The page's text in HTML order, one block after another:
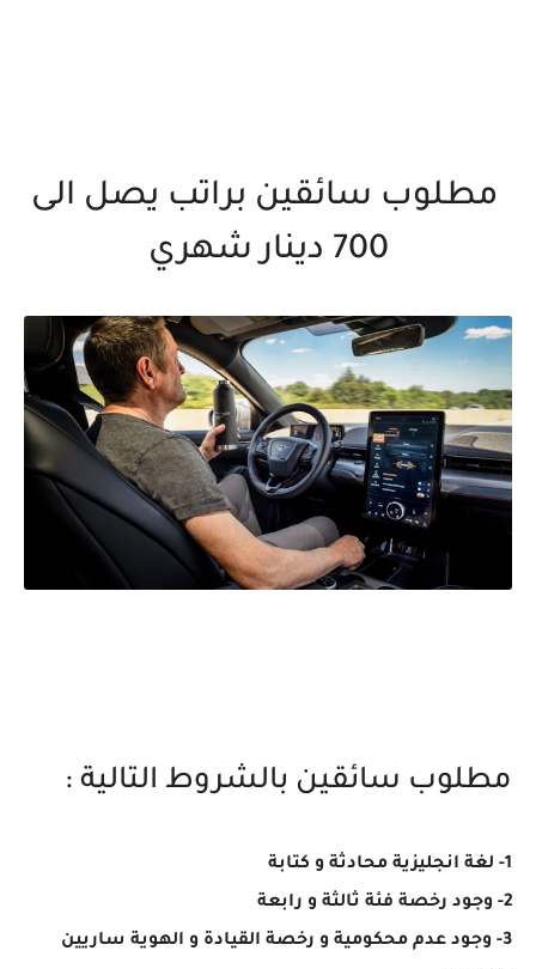
مطلوب سائقين براتب يصل الى
700 دينار شهري
مطلوب سائقين بالشروط التالية :
1- لغة انجليزية محادثة و كتابة
2- وجود رخصة فئة ثالثة و رابعة
3- وجود عدم محكومية و رخصة القيادة و الهوية ساريين